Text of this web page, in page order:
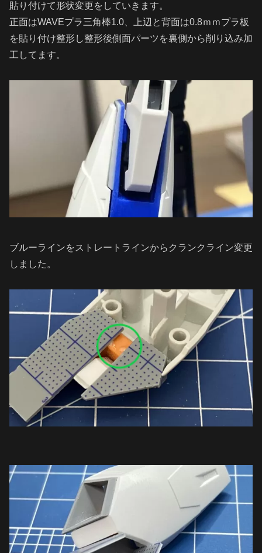
貼り付けて形状変更をしていきます。
正面はWAVEプラ三角棒1.0、上辺と背面は0.8ｍｍプラ板
を貼り付け整形し整形後側面パーツを裏側から削り込み加
工してます。
ブルーラインをストレートラインからクランクライン変更
しました。